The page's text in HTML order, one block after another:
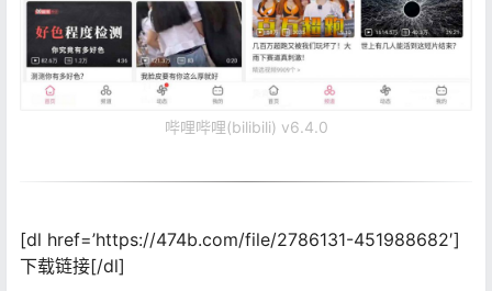
哔哩哔哩(bilibili) v6.4.0
[dl href=’https://474b.com/file/2786131-451988682′]
下载链接[/dl]